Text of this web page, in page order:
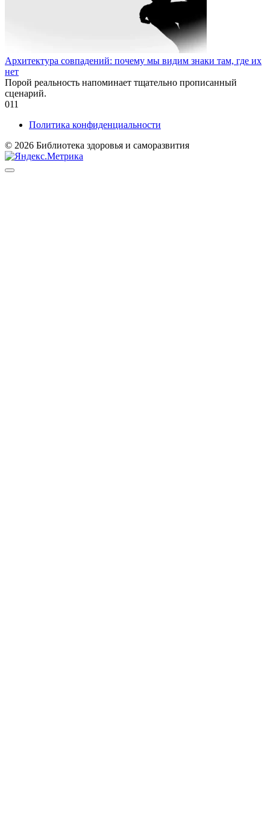
Архитектура совпадений: почему мы видим знаки там, где их
нет
Порой реальность напоминает тщательно прописанный
сценарий.
011
Политика конфиденциальности
© 2026 Библиотека здоровья и саморазвития